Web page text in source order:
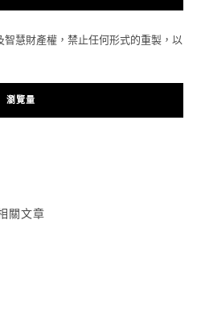
慧財產權，禁止任何形式的重製，以
瀏覽量
關文章